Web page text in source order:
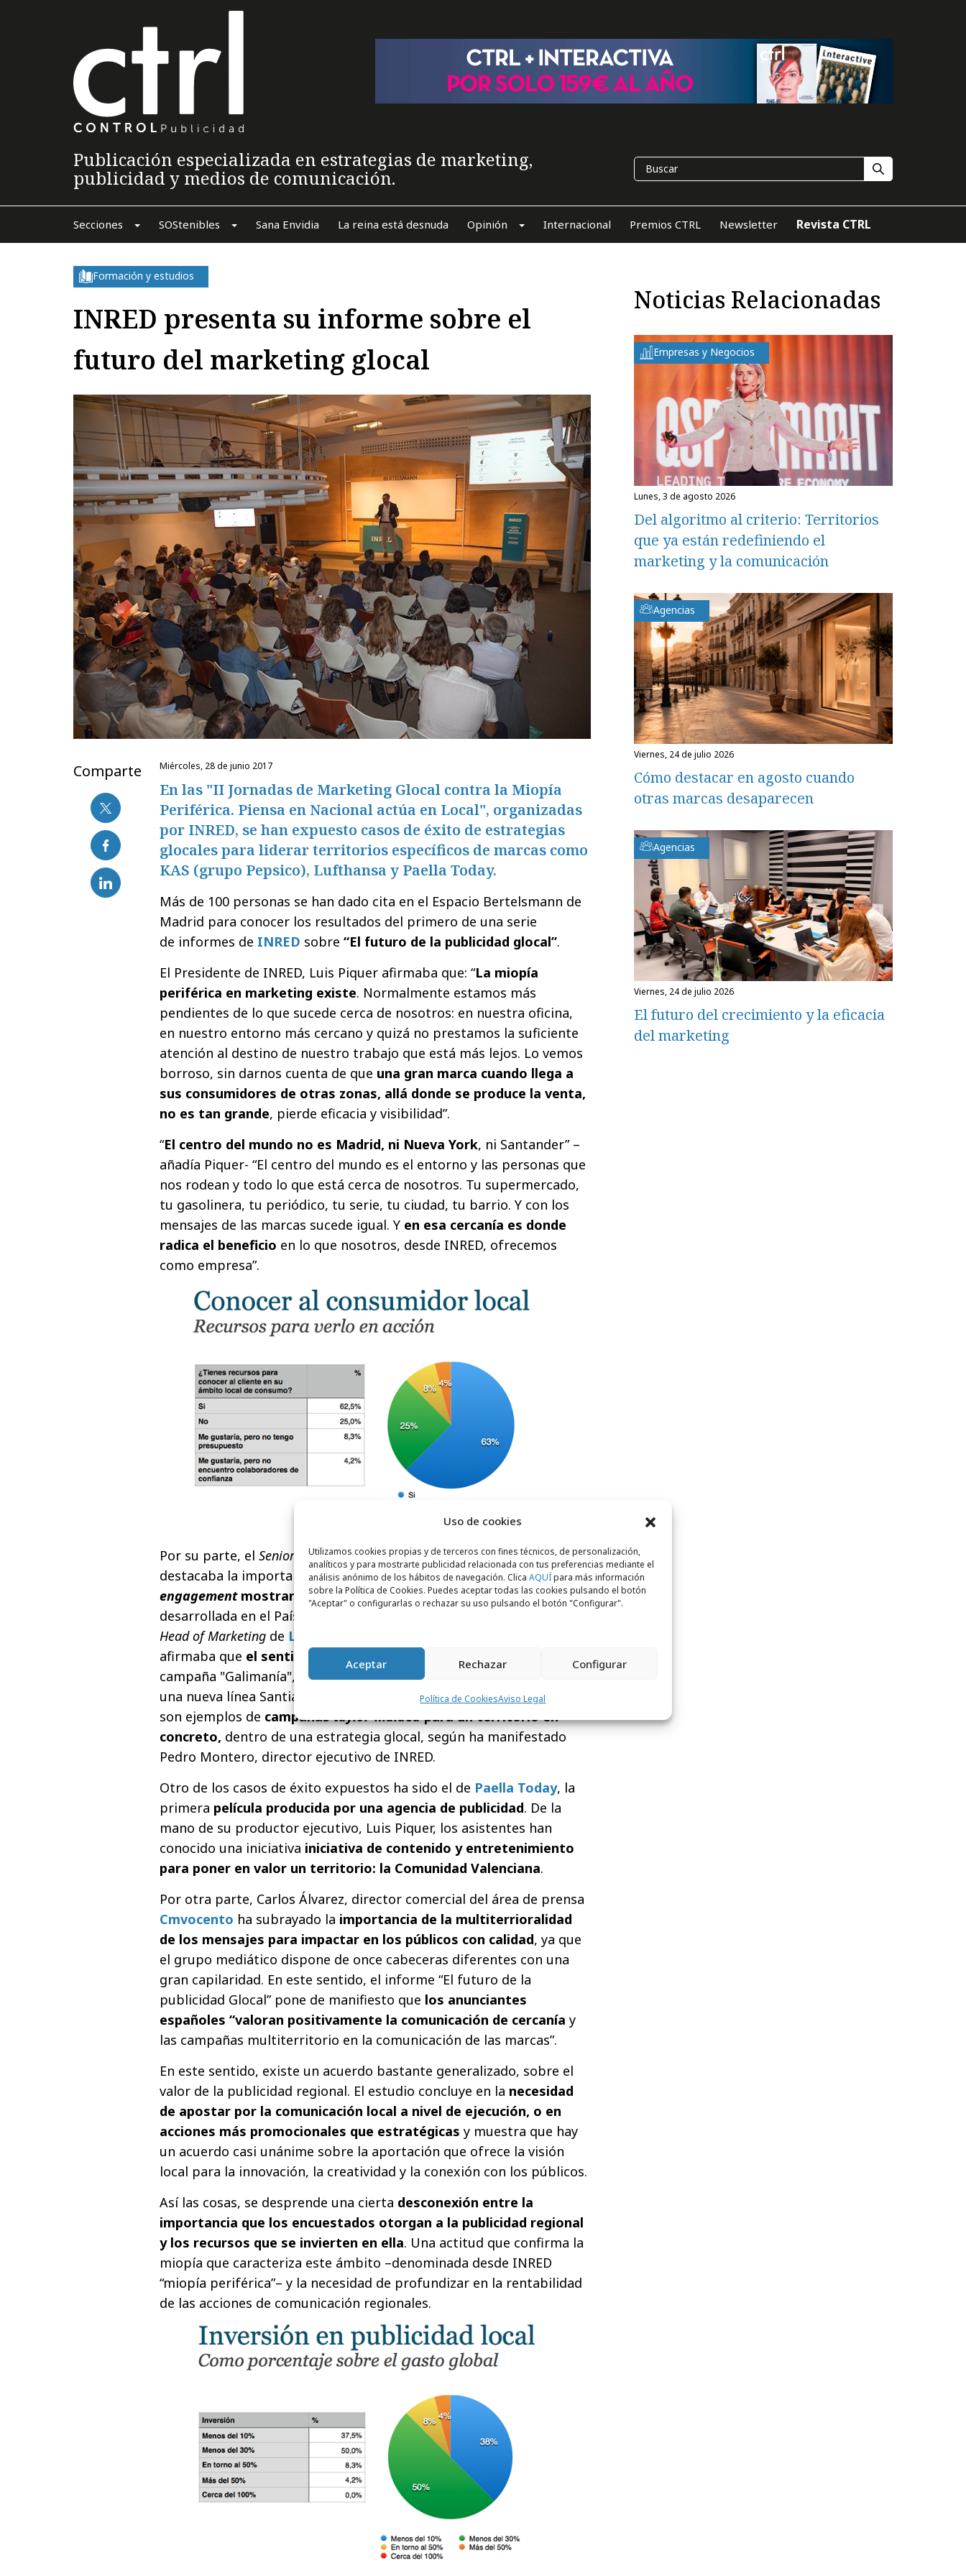
Uso de cookies
Utilizamos cookies propias y de terceros con fines técnicos, de personalización,
analíticos y para mostrarte publicidad relacionada con tus preferencias mediante el
análisis anónimo de los hábitos de navegación. Clica AQUÍpara más información
sobre la Política de Cookies. Puedes aceptar todas las cookies pulsando el botón
"Aceptar" o configurarlas o rechazar su uso pulsando el botón "Configurar".
Aceptar Rechazar Configurar
Política de CookiesAviso Legal
Publicación especializada en estrategias de marketing,
publicidad y medios de comunicación.
Secciones SOStenibles Sana Envidia La reina está desnuda Opinión Internacional Premios CTRL Newsletter Revista CTRL
Formación y estudios
INRED presenta su informe sobre el
futuro del marketing glocal
Comparte miércoles, 28 de junio 2017
En las "II Jornadas de Marketing Glocal contra la Miopía
Periférica. Piensa en Nacional actúa en Local", organizadas
por INRED, se han expuesto casos de éxito de estrategias
glocales para liderar territorios específicos de marcas como
KAS (grupo Pepsico), Lufthansa y Paella Today.
Más de 100 personas se han dado cita en el Espacio Bertelsmann de
Madrid para conocer los resultados del primero de una serie
de informes de INRED sobre “El futuro de la publicidad glocal”.
El Presidente de INRED, Luis Piquer afirmaba que: “La miopía
periférica en marketing existe. Normalmente estamos más
pendientes de lo que sucede cerca de nosotros: en nuestra oficina,
en nuestro entorno más cercano y quizá no prestamos la suficiente
atención al destino de nuestro trabajo que está más lejos. Lo vemos
borroso, sin darnos cuenta de que una gran marca cuando llega a
sus consumidores de otras zonas, allá donde se produce la venta,
no es tan grande, pierde eficacia y visibilidad”.
“El centro del mundo no es Madrid, ni Nueva York, ni Santander” –
añadía Piquer- “El centro del mundo es el entorno y las personas que
nos rodean y todo lo que está cerca de nosotros. Tu supermercado,
tu gasolinera, tu periódico, tu serie, tu ciudad, tu barrio. Y con los
mensajes de las marcas sucede igual. Y en esa cercanía es donde
radica el beneficio en lo que nosotros, desde INRED, ofrecemos
como empresa”.
Por su parte, el Senior Brand ManagerdeKas, Carlos García Trillo,
destacaba la importancia de acercarse a los públicos paragenerar
engagementmostrando su estrategia glocal “Muy de aquí”
desarrollada en el País Vasco. En este mismo sentido, Pierre Bragué,
Head of Marketing de Lufthansa Group
afirmaba que el sentido del humor
ha sido una gran palanca para su
campaña "Galimanía", en la que se comunicaba el lanzamiento de
una nueva línea Santiago-Munich y Santiago-Frankfurt. Ambas
son ejemplos de campañastaylor-maidedpara un territorio en
concreto, dentro de una estrategia glocal, según ha manifestado
Pedro Montero, director ejecutivo de INRED.
Otro de los casos de éxito expuestos ha sido el de Paella Today, la
primera película producida por una agencia de publicidad. De la
mano de su productor ejecutivo, Luis Piquer, los asistentes han
conocido una iniciativa iniciativa de contenido y entretenimiento
para poner en valor un territorio: la Comunidad Valenciana.
Por otra parte, Carlos Álvarez, director comercial del área de prensa
Cmvocento ha subrayado la importancia de la multiterrioralidad
de los mensajes para impactar en los públicos con calidad, ya que
el grupo mediático dispone de once cabeceras diferentes con una
gran capilaridad. En este sentido, el informe “El futuro de la
publicidad Glocal” pone de manifiesto que los anunciantes
españoles “valoran positivamente la comunicación de cercanía y
las campañas multiterritorio en la comunicación de las marcas”.
En este sentido, existe un acuerdo bastante generalizado, sobre el
valor de la publicidad regional. El estudio concluye en la necesidad
de apostar por la comunicación local a nivel de ejecución, o en
acciones más promocionales que estratégicas y muestra que hay
un acuerdo casi unánime sobre la aportación que ofrece la visión
local para la innovación, la creatividad y la conexión con los públicos.
Así las cosas, se desprende una cierta desconexión entre la
importancia que los encuestados otorgan a la publicidad regional
y los recursos que se invierten en ella. Una actitud que confirma la
miopía que caracteriza este ámbito –denominada desde INRED
“miopía periférica”– y la necesidad de profundizar en la rentabilidad
de las acciones de comunicación regionales.
Noticias Relacionadas
Empresas y Negocios
lunes, 3 de agosto 2026
Del algoritmo al criterio: Territorios
que ya están redefiniendo el
marketing y la comunicación
Agencias
viernes, 24 de julio 2026
Cómo destacar en agosto cuando
otras marcas desaparecen
Agencias
viernes, 24 de julio 2026
El futuro del crecimiento y la eficacia
del marketing